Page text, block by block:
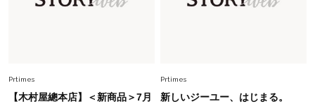
に更新あり！“黒ぶち以外”が新定番に
旬着こなし3選。地味見え回避のコツは「バッグ
選び」！
Prtimes
【木村屋總本店】＜新商品＞7月
Prtimes
新しいジーユー、はじまる。